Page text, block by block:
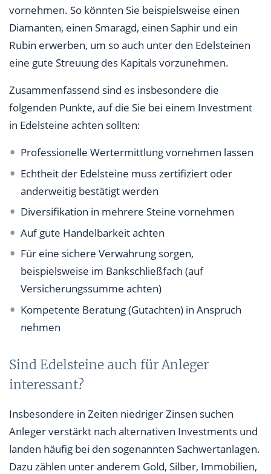
vornehmen. So könnten Sie beispielsweise einen
Diamanten, einen Smaragd, einen Saphir und ein
Rubin erwerben, um so auch unter den Edelsteinen
eine gute Streuung des Kapitals vorzunehmen.
Zusammenfassend sind es insbesondere die
folgenden Punkte, auf die Sie bei einem Investment
in Edelsteine achten sollten:
Professionelle Wertermittlung vornehmen lassen
Echtheit der Edelsteine muss zertifiziert oder
anderweitig bestätigt werden
Diversifikation in mehrere Steine vornehmen
Auf gute Handelbarkeit achten
Für eine sichere Verwahrung sorgen,
beispielsweise im Bankschließfach (auf
Versicherungssumme achten)
Kompetente Beratung (Gutachten) in Anspruch
nehmen
Sind Edelsteine auch für Anleger
interessant?
Insbesondere in Zeiten niedriger Zinsen suchen
Anleger verstärkt nach alternativen Investments und
landen häufig bei den sogenannten Sachwertanlagen.
Dazu zählen unter anderem Gold, Silber, Immobilien,